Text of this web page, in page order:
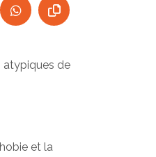
atypiques de
et la